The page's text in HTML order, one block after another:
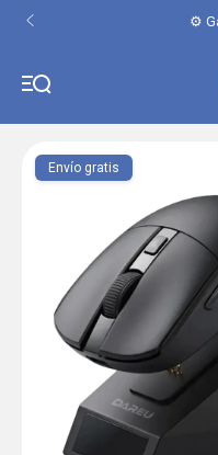
⚙️
Envío gratis